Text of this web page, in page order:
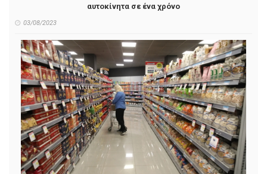
αυτοκίνητα σε ένα χρόνο
03/08/2023